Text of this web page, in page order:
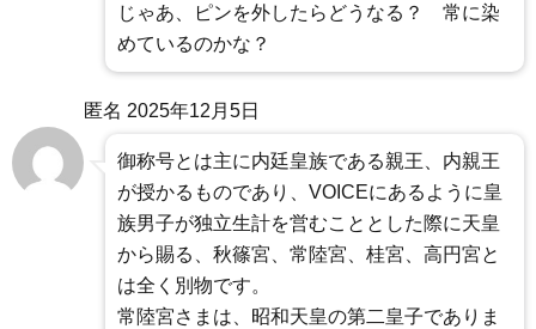
じゃあ、ピンを外したらどうなる？ 常に染
めているのかな？
匿名 2025年12月5日
御称号とは主に内廷皇族である親王、内親王
が授かるものであり、VOICEにあるように皇
族男子が独立生計を営むこととした際に天皇
から賜る、秋篠宮、常陸宮、桂宮、高円宮と
は全く別物です。
常陸宮さまは、昭和天皇の第二皇子でありま